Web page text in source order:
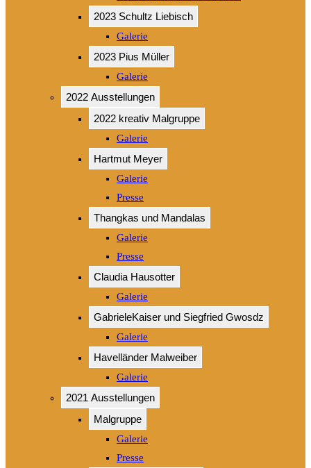
2023 Schultz Liebisch
Galerie
2023 Pius Müller
Galerie
2022 Ausstellungen
2022 kreativ Malgruppe
Galerie
Hartmut Meyer
Galerie
Presse
Thangkas und Mandalas
Galerie
Presse
Claudia Hausotter
Galerie
GabrieleKaiser und Siegfried Gwosdz
Galerie
Havelländer Malweiber
Galerie
2021 Ausstellungen
Malgruppe
Galerie
Presse